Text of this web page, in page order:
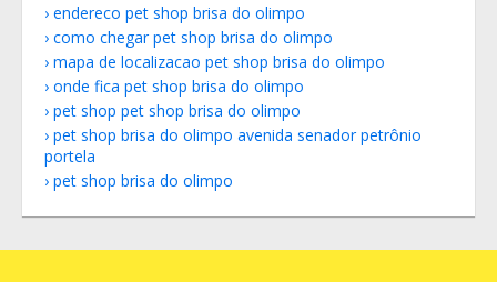
endereco pet shop brisa do olimpo
como chegar pet shop brisa do olimpo
mapa de localizacao pet shop brisa do olimpo
onde fica pet shop brisa do olimpo
pet shop pet shop brisa do olimpo
pet shop brisa do olimpo avenida senador petrônio
portela
pet shop brisa do olimpo